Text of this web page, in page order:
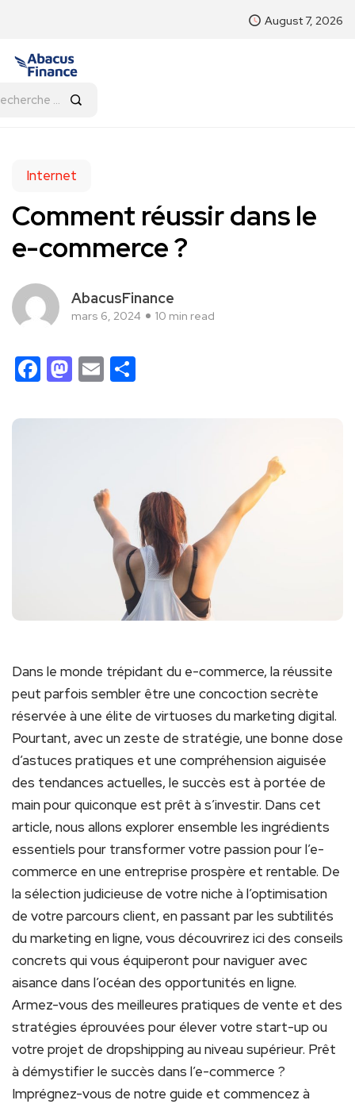
August 7, 2026
Internet
Comment réussir dans le
e-commerce ?
AbacusFinance
mars 6, 2024 10 min read
Facebook
Mastodon
Email
Dans le monde trépidant du e-commerce, la réussite
peut parfois sembler être une concoction secrète
réservée à une élite de virtuoses du marketing digital.
Pourtant, avec un zeste de stratégie, une bonne dose
d’astuces pratiques et une compréhension aiguisée
des tendances actuelles, le succès est à portée de
main pour quiconque est prêt à s’investir. Dans cet
article, nous allons explorer ensemble les ingrédients
essentiels pour transformer votre passion pour l’e-
commerce en une entreprise prospère et rentable. De
la sélection judicieuse de votre niche à l’optimisation
de votre parcours client, en passant par les subtilités
du marketing en ligne, vous découvrirez ici des conseils
concrets qui vous équiperont pour naviguer avec
aisance dans l’océan des opportunités en ligne.
Armez-vous des meilleures pratiques de vente et des
stratégies éprouvées pour élever votre start-up ou
votre projet de dropshipping au niveau supérieur. Prêt
à démystifier le succès dans l’e-commerce ?
Imprégnez-vous de notre guide et commencez à